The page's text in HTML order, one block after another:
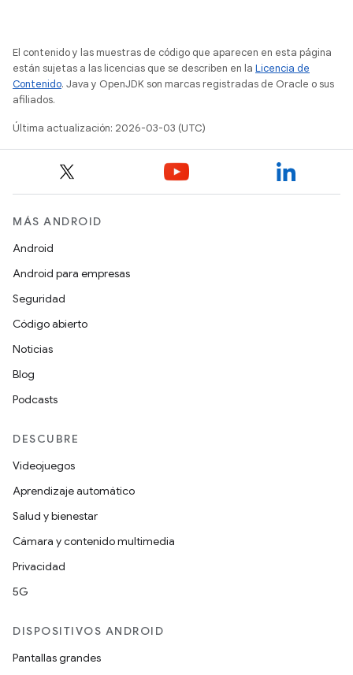
El contenido y las muestras de código que aparecen en esta página
están sujetas a las licencias que se describen en la Licencia de
Contenido. Java y OpenJDK son marcas registradas de Oracle o sus
afiliados.
Última actualización: 2026-03-03 (UTC)
MÁS ANDROID
Android
Android para empresas
Seguridad
Código abierto
Noticias
Blog
Podcasts
DESCUBRE
Videojuegos
Aprendizaje automático
Salud y bienestar
Cámara y contenido multimedia
Privacidad
5G
DISPOSITIVOS ANDROID
Pantallas grandes